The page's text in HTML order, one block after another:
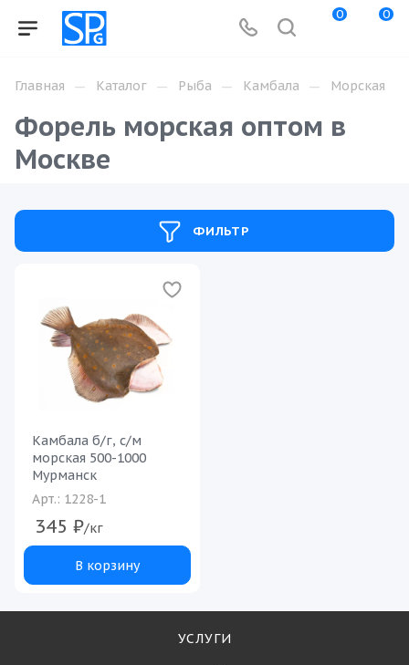
0 0
Главная — Каталог — Рыба — Камбала — Морская
Форель морская оптом в
Москве
ФИЛЬТР
Камбала б/г, с/м
морская 500-1000
Мурманск
Арт.: 1228-1
345 ₽/кг
В корзину
УСЛУГИ